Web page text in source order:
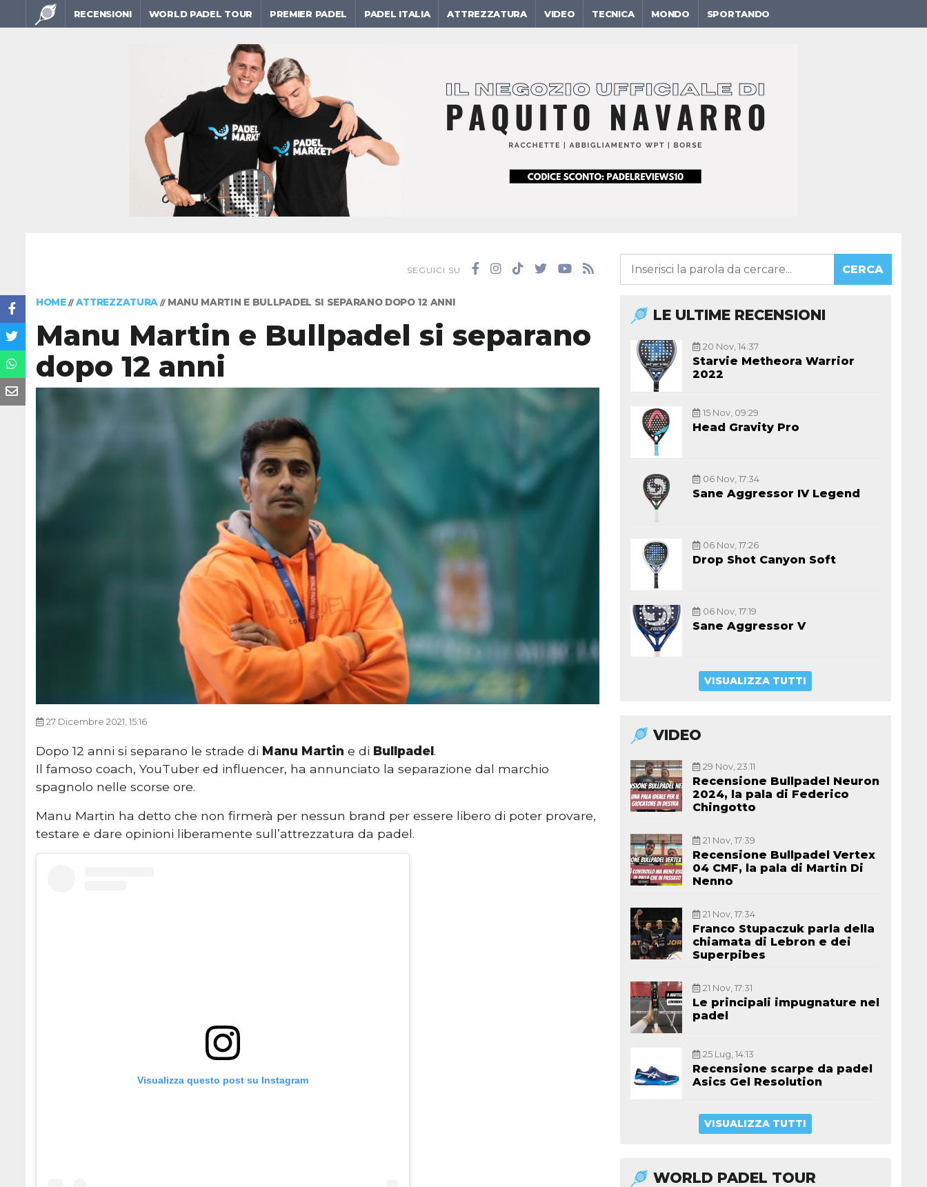
RECENSIONI WORLD PADEL TOUR PREMIER PADEL PADEL ITALIA ATTREZZATURA VIDEO TECNICA MONDO SPORTANDO
SEGUICI SU CERCA
HOME// ATTREZZATURA // MANU MARTIN E BULLPADEL SI SEPARANO DOPO 12 ANNI
Manu Martin e Bullpadel si separano
dopo 12 anni
27 Dicembre 2021, 15:16
Dopo 12 anni si separano le strade di Manu Martin e di Bullpadel.
Il famoso coach, YouTuber ed influencer, ha annunciato la separazione dal marchio
spagnolo nelle scorse ore.
Manu Martin ha detto che non firmerà per nessun brand per essere libero di poter provare,
testare e dare opinioni liberamente sull’attrezzatura da padel.
Visualizza questo post su Instagram
LE ULTIME RECENSIONI
20 Nov, 14:37
Starvie Metheora Warrior
2022
15 Nov, 09:29
Head Gravity Pro
06 Nov, 17:34
Sane Aggressor IV Legend
06 Nov, 17:26
Drop Shot Canyon Soft
06 Nov, 17:19
Sane Aggressor V
VISUALIZZA TUTTI
VIDEO
29 Nov, 23:11
Recensione Bullpadel Neuron
2024, la pala di Federico
Chingotto
21 Nov, 17:39
Recensione Bullpadel Vertex
04 CMF, la pala di Martin Di
Nenno
21 Nov, 17:34
Franco Stupaczuk parla della
chiamata di Lebron e dei
Superpibes
21 Nov, 17:31
Le principali impugnature nel
padel
25 Lug, 14:13
Recensione scarpe da padel
Asics Gel Resolution
VISUALIZZA TUTTI
WORLD PADEL TOUR